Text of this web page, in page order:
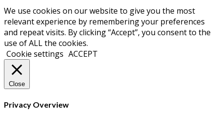
We use cookies on our website to give you the most
relevant experience by remembering your preferences
and repeat visits. By clicking “Accept”, you consent to the
use of ALL the cookies.
Cookie settings ACCEPT
Close
Privacy Overview